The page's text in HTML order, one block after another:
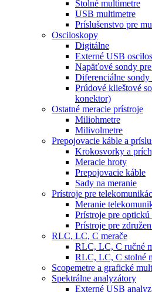
Stolné multimetre
USB multimetre
Príslušenstvo pre
Osciloskopy
Digitálne
Externé USB
Napäťové sondy
Diferenciálne sondy
Prúdové klieštové
konektor)
Ostatné meracie prístroje
Miliohmetre
Milivolmetre
Prepojovacie káble a
Krokosvorky a
Meracie hroty
Prepojovacie káble
Sady na meranie
Prístroje pre
Meranie
Prístroje pre optickú
Prístroje pre
RLC, LC, C merače
RLC, LC, C ručné
RLC, LC, C stolné
Scopemetre a grafické
Spektrálne analyzátory
Externé USB